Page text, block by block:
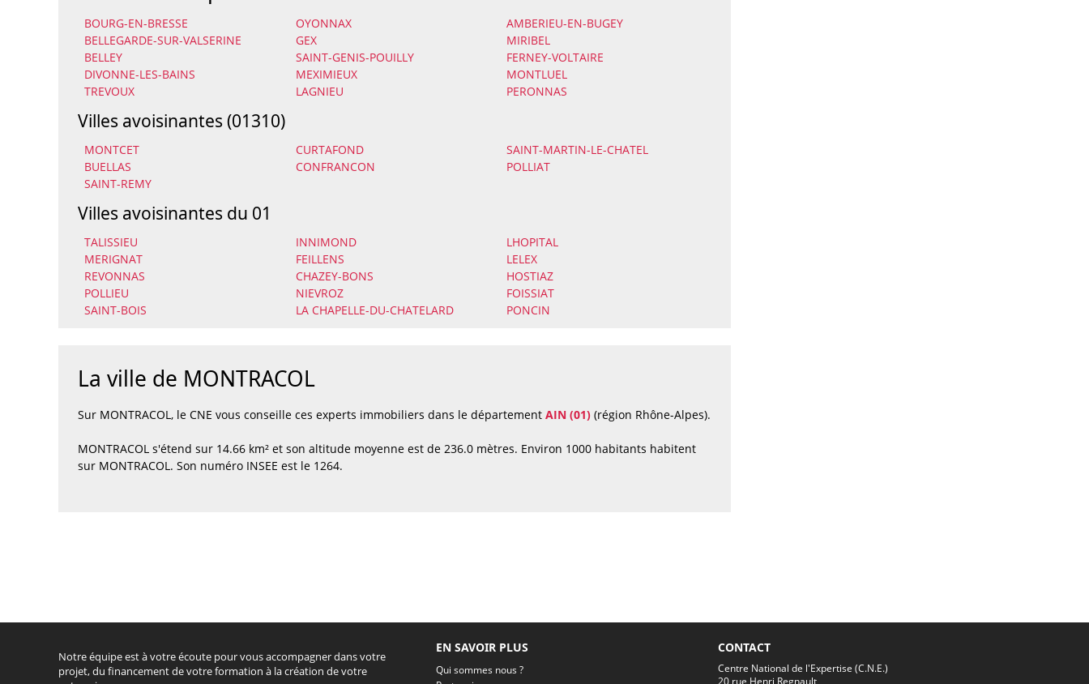
BOURG-EN-BRESSE OYONNAX
AMBERIEU-EN-BUGEY
BELLEGARDE-SUR-VALSERINE
GEX
MIRIBEL
BELLEY
SAINT-GENIS-POUILLY
FERNEY-VOLTAIRE
DIVONNE-LES-BAINS
MEXIMIEUX
MONTLUEL
TREVOUX
LAGNIEU PERONNAS
Villes avoisinantes (01310)
MONTCET CURTAFOND
SAINT-MARTIN-LE-CHATEL
BUELLAS
CONFRANCON
POLLIAT
SAINT-REMY
Villes avoisinantes du 01
TALISSIEU INNIMOND
LHOPITAL
MERIGNAT
FEILLENS
LELEX
REVONNAS
CHAZEY-BONS
HOSTIAZ
POLLIEU
NIEVROZ
FOISSIAT
SAINT-BOIS
LA CHAPELLE-DU-CHATELARD PONCIN
La ville de MONTRACOL
Sur MONTRACOL, le CNE vous conseille ces experts immobiliers dans le département AIN (01) (région Rhône-Alpes).
MONTRACOL s'étend sur 14.66 km² et son altitude moyenne est de 236.0 mètres. Environ 1000 habitants habitent
sur MONTRACOL. Son numéro INSEE est le 1264.
Notre équipe est à votre écoute pour vous accompagner dans votre
projet, du financement de votre formation à la création de votre
EN SAVOIR PLUS
Qui sommes nous ?
CONTACT
Centre National de l'Expertise (C.N.E.)